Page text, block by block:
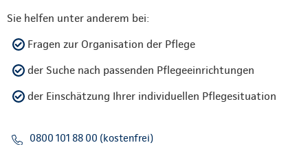
Sie helfen unter anderem bei:
Fragen zur Organisation der Pflege
der Suche nach passenden Pflegeeinrichtungen
der Einschätzung Ihrer individuellen Pflegesituation
0800 101 88 00 (kostenfrei)